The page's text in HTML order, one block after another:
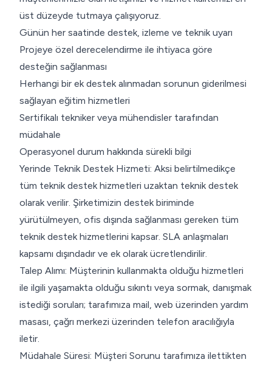
üst düzeyde tutmaya çalışıyoruz.
Günün her saatinde destek, izleme ve teknik uyarı
Projeye özel derecelendirme ile ihtiyaca göre
desteğin sağlanması
Herhangi bir ek destek alınmadan sorunun giderilmesi
sağlayan eğitim hizmetleri
Sertifikalı tekniker veya mühendisler tarafından
müdahale
Operasyonel durum hakkında sürekli bilgi
Yerinde Teknik Destek Hizmeti: Aksi belirtilmedikçe
tüm teknik destek hizmetleri uzaktan teknik destek
olarak verilir. Şirketimizin destek biriminde
yürütülmeyen, ofis dışında sağlanması gereken tüm
teknik destek hizmetlerini kapsar. SLA anlaşmaları
kapsamı dışındadır ve ek olarak ücretlendirilir.
Talep Alımı: Müşterinin kullanmakta olduğu hizmetleri
ile ilgili yaşamakta olduğu sıkıntı veya sormak, danışmak
istediği soruları; tarafımıza mail, web üzerinden yardım
masası, çağrı merkezi üzerinden telefon aracılığıyla
iletir.
Müdahale Süresi: Müşteri Sorunu tarafımıza ilettikten